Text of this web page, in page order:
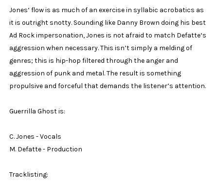
Jones‘ flow is as much of an exercise in syllabic acrobatics as
it is outright snotty. Sounding like Danny Brown doing his best
Ad Rock impersonation, Jones is not afraid to match Defatte‘s
aggression when necessary. This isn’t simply a melding of
genres; this is hip-hop filtered through the anger and
aggression of punk and metal. The result is something
propulsive and forceful that demands the listener’s attention.
Guerrilla Ghost is:
C. Jones - Vocals
M. Defatte - Production
Tracklisting: